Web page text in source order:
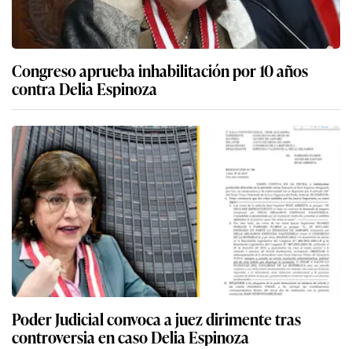
Congreso aprueba inhabilitación por 10 años
contra Delia Espinoza
Poder Judicial convoca a juez dirimente tras
controversia en caso Delia Espinoza